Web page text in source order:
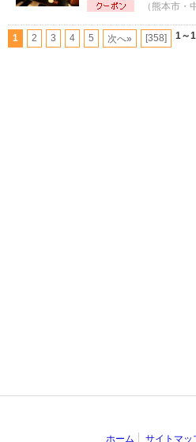
（熊本市
1 2 3 4 5 次へ» [358] 1～
ホーム サイトマッ